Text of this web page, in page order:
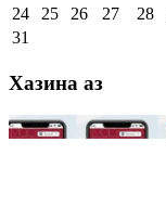
24
25 26 27 28
31
Хазина аз